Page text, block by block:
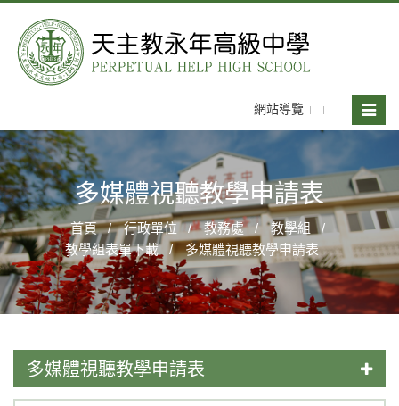
網站導覽
Toggle
多媒體視聽教學申請表
首頁 行政單位 教務處
教學組
教學組表單下載
多媒體視聽教學申請表
多媒體視聽教學申請表